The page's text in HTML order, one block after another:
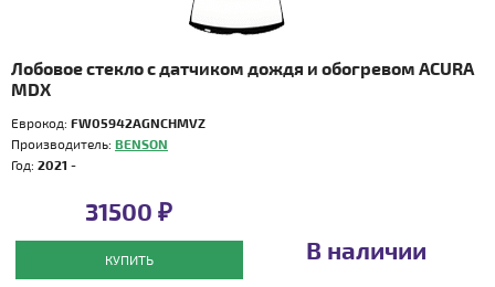
Лобовое стекло с датчиком дождя и обогревом ACURA
MDX
Еврокод: FW05942AGNCHMVZ
Производитель: BENSON
Год: 2021 -
31500 ₽
КУПИТЬ В наличии